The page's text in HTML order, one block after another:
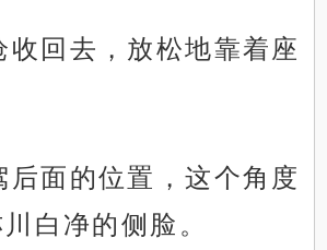
收回去，放松地靠着座
后面的位置，这个角度
白净的侧脸。